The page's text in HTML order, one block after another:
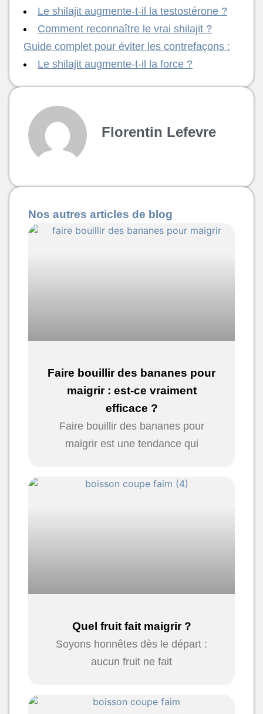
Le shilajit augmente-t-il la testostérone ?
Comment reconnaître le vrai shilajit ?
Guide complet pour éviter les contrefaçons :
Le shilajit augmente-t-il la force ?
Florentin Lefevre
Nos autres articles de blog
Faire bouillir des bananes pour
maigrir : est-ce vraiment
efficace ?
Faire bouillir des bananes pour
maigrir est une tendance qui
Quel fruit fait maigrir ?
Soyons honnêtes dès le départ :
aucun fruit ne fait